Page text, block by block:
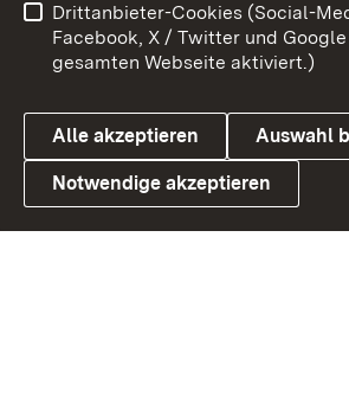
Link zum Landesportal
Benutzungshinweise
Datenschutz
Cookies
Drittanbieter-Cookies (Social-
Facebook, X / Twitter und
gesamten Webseite aktiviert.)
Alle akzeptieren Auswahl
Notwendige akzeptieren